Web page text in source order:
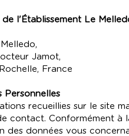
de l'Établissement Le
Jamot,
France
Personnelles
recueillies sur le site
contact. Conformément
des données vous